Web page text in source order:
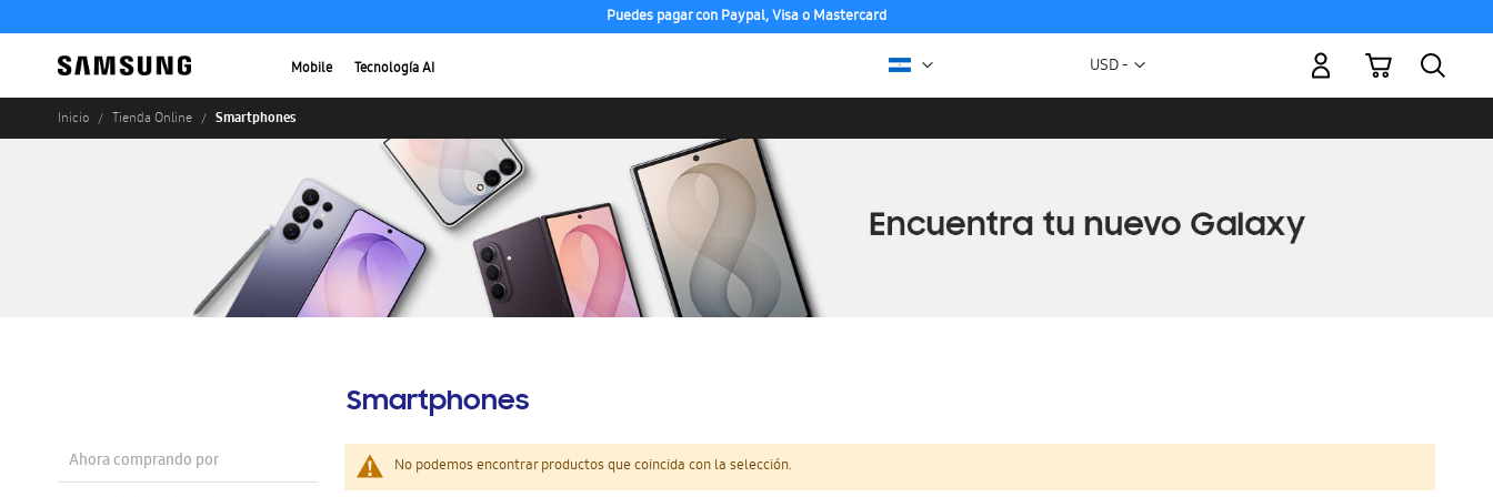
Puedes pagar con Paypal, Visa o Mastercard
Mobile Tecnología AI Moneda
USD -
Mi carrito
Inicio Tienda Online Smartphones
Smartphones
No podemos encontrar productos que coincida con la selección.
Ahora comprando por